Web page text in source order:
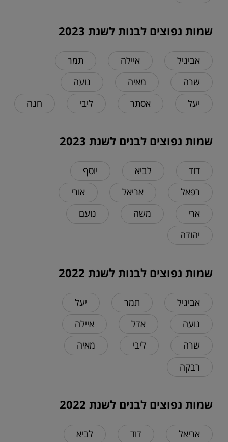
שמות נפוצים לבנות לשנת 2023
אביגיל איילה
תמר
שרה
מאיה
נועה
יעל
אסתר ליבי חנה
שמות נפוצים לבנים לשנת 2023
דוד לביא
יוסף
רפאל
אריאל
אורי
ארי
משה
נועם
יהודה
שמות נפוצים לבנות לשנת 2022
אביגיל תמר
יעל
נועה
אדל
איילה
שרה
ליבי
מאיה
רבקה
שמות נפוצים לבנים לשנת 2022
אריאל דוד לביא